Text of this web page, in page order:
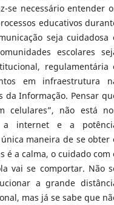
se necessário entender
educativos
seja cuidadosa
escolares
regulamentária
em infraestrutura
da Informação. Pensar
celulares”, não está
a internet e a
maneira de se obter
é a calma, o cuidado com
vai se comportar. Não
a grande
mas já se sabe que